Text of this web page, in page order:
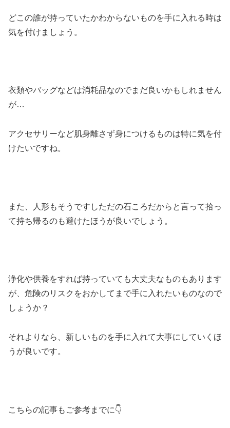
どこの誰が持っていたかわからないものを手に入れる時は
気を付けましょう。
衣類やバッグなどは消耗品なのでまだ良いかもしれません
が…
アクセサリーなど肌身離さず身につけるものは特に気を付
けたいですね。
また、人形もそうですしただの石ころだからと言って拾っ
て持ち帰るのも避けたほうが良いでしょう。
浄化や供養をすれば持っていても大丈夫なものもあります
が、危険のリスクをおかしてまで手に入れたいものなので
しょうか？
それよりなら、新しいものを手に入れて大事にしていくほ
うが良いです。
こちらの記事もご参考までに👇